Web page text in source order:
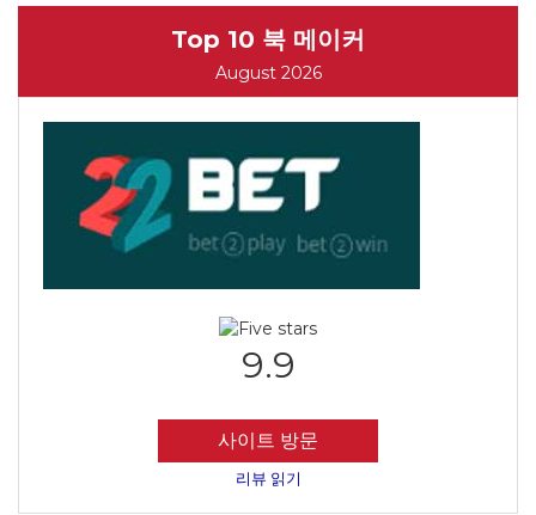
Top 10 북 메이커
August 2026
9.9
사이트 방문
리뷰 읽기